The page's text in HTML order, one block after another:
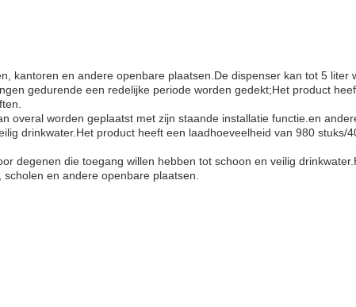
kantoren en andere openbare plaatsen.De dispenser kan tot 5
gedurende een redelijke periode worden gedekt;Het product
overal worden geplaatst met zijn staande installatie functie.en
drinkwater.Het product heeft een laadhoeveelheid van 980 stuks/
degenen die toegang willen hebben tot schoon en veilig
en andere openbare plaatsen.